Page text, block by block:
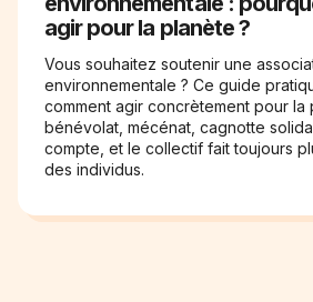
agir pour la planète ?
Vous souhaitez soutenir une
environnementale ? Ce guide
comment agir concrètement pour la
bénévolat, mécénat, cagnotte
compte, et le collectif fait toujours
des individus.